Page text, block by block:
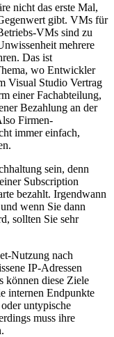
nicht das erste Mal,
gibt. VMs für
VMs sind zu
mehrere
Das ist
wo Entwickler
Visual Studio Vertrag
einer Fachabteilung,
Bezahlung an der
Firmen-
immer einfach,
sein, denn
Subscription
bezahlt. Irgendwann
wenn Sie dann
sollten Sie sehr
Nutzung nach
IP-Adressen
können diese Ziele
internen Endpunkte
untypische
muss ihre